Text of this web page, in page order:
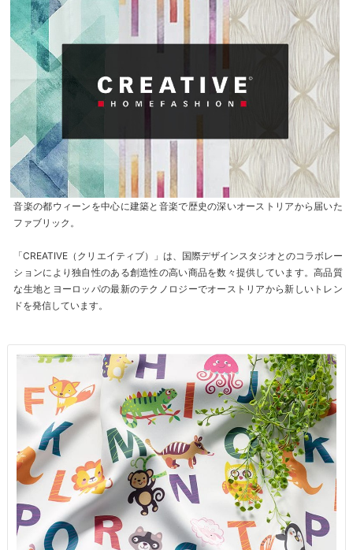
音楽の都ウィーンを中心に建築と音楽で歴史の深いオーストリアから届いた
ファブリック。
「CREATIVE（クリエイティブ）」は、国際デザインスタジオとのコラボレー
ションにより独自性のある創造性の高い商品を数々提供しています。高品質
な生地とヨーロッパの最新のテクノロジーでオーストリアから新しいトレン
ドを発信しています。